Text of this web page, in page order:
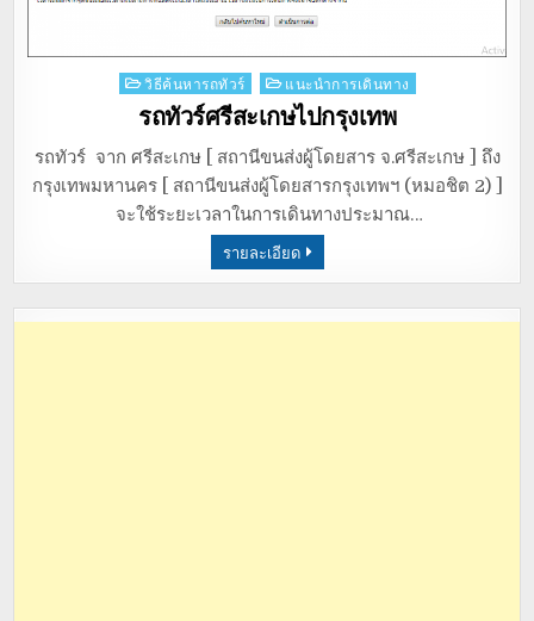
Posted
วิธีค้นหารถทัวร์ แนะนำการเดินทาง
รถทัวร์ศรีสะเกษไปกรุงเทพ
รถทัวร์ จาก ศรีสะเกษ [ สถานีขนส่งผู้โดยสาร จ.ศรีสะเกษ ] ถึง
กรุงเทพมหานคร [ สถานีขนส่งผู้โดยสารกรุงเทพฯ (หมอชิต 2) ]
จะใช้ระยะเวลาในการเดินทางประมาณ…
รายละเอียด